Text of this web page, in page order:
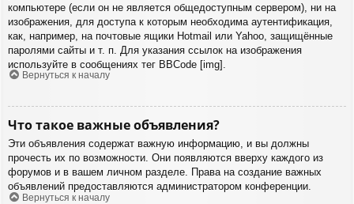
компьютере (если он не является общедоступным сервером), ни на
изображения, для доступа к которым необходима аутентификация,
как, например, на почтовые ящики Hotmail или Yahoo, защищённые
паролями сайты и т. п. Для указания ссылок на изображения
используйте в сообщениях тег BBCode [img].
Вернуться к началу
Что такое важные объявления?
Эти объявления содержат важную информацию, и вы должны
прочесть их по возможности. Они появляются вверху каждого из
форумов и в вашем личном разделе. Права на создание важных
объявлений предоставляются администратором конференции.
Вернуться к началу